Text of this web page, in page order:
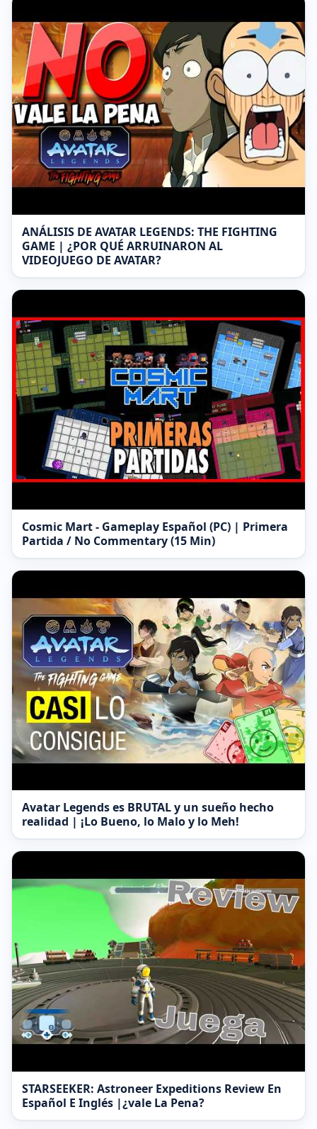
ANÁLISIS DE AVATAR LEGENDS: THE FIGHTING
GAME | ¿POR QUÉ ARRUINARON AL
VIDEOJUEGO DE AVATAR?
Cosmic Mart - Gameplay Español (PC) | Primera
Partida / No Commentary (15 Min)
Avatar Legends es BRUTAL y un sueño hecho
realidad | ¡Lo Bueno, lo Malo y lo Meh!
STARSEEKER: Astroneer Expeditions Review En
Español E Inglés |¿vale La Pena?